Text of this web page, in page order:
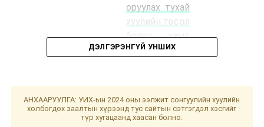
оруулах тухай
хуулийн төсөл
болон хамт
өргөн
Засгийн газар
2025.03.26-ны
ДЭЛГЭРЭНГҮЙ УНШИХ
АНХААРУУЛГА: УИХ-ын 2024 оны ээлжит сонгуулийн хуулийн
холбогдох заалтын хүрээнд тус сайтын сэтгэгдэл хэсгийг
түр хугацаанд хаасан болно.